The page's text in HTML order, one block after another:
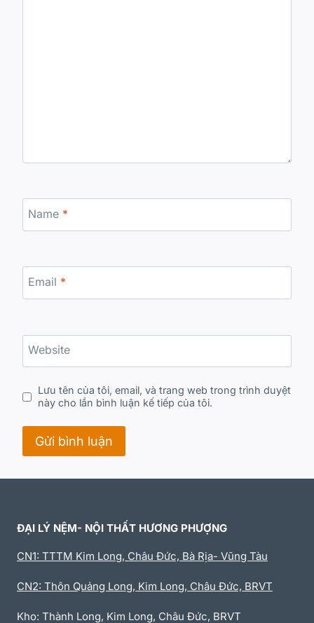
Name *
Email *
Website
Lưu tên của tôi, email, và trang web trong trình duyệt
này cho lần bình luận kế tiếp của tôi.
ĐẠI LÝ NỆM- NỘI THẤT HƯƠNG PHƯỢNG
CN1: TTTM Kim Long, Châu Đức, Bà Rịa- Vũng Tàu
CN2: Thôn Quảng Long, Kim Long, Châu Đức, BRVT
Kho: Thành Long, Kim Long, Châu Đức, BRVT